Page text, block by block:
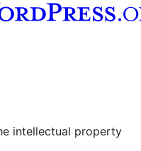
besuchen
Konto besuchen
intellectual property